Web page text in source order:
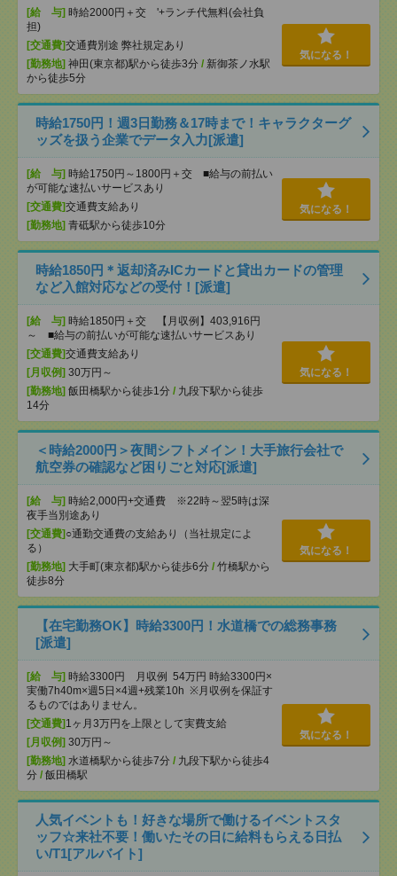
[給 与] 時給2000円＋交 '+ランチ代無料(会社負
担)
[交通費]交通費別途 弊社規定あり
[勤務地] 神田(東京都)駅から徒歩3分 / 新御茶ノ水駅
から徒歩5分
気になる！
時給1750円！週3日勤務＆17時まで！キャラクターグ
ッズを扱う企業でデータ入力[派遣]
[給 与] 時給1750円～1800円＋交 ■給与の前払い
が可能な速払いサービスあり
[交通費]交通費支給あり
[勤務地] 青砥駅から徒歩10分
気になる！
時給1850円＊返却済みICカードと貸出カードの管理
など入館対応などの受付！[派遣]
[給 与] 時給1850円＋交 【月収例】403,916円
～ ■給与の前払いが可能な速払いサービスあり
[交通費]交通費支給あり
[月収例] 30万円～
[勤務地] 飯田橋駅から徒歩1分 / 九段下駅から徒歩
14分
気になる！
＜時給2000円＞夜間シフトメイン！大手旅行会社で
航空券の確認など困りごと対応[派遣]
[給 与] 時給2,000円+交通費 ※22時～翌5時は深
夜手当別途あり
[交通費] ○通勤交通費の支給あり（当社規定によ
る）
[勤務地] 大手町(東京都)駅から徒歩6分 / 竹橋駅から
徒歩8分
気になる！
【在宅勤務OK】時給3300円！水道橋での総務事務
[派遣]
[給 与] 時給3300円 月収例 54万円 時給3300円×
実働7h40m×週5日×4週+残業10h ※月収例を保証す
るものではありません。
[交通費] 1ヶ月3万円を上限として実費支給
[月収例] 30万円～
[勤務地] 水道橋駅から徒歩7分 / 九段下駅から徒歩4
分 / 飯田橋駅
気になる！
人気イベントも！好きな場所で働けるイベントスタ
ッフ☆来社不要！働いたその日に給料もらえる日払
い/T1[アルバイト]